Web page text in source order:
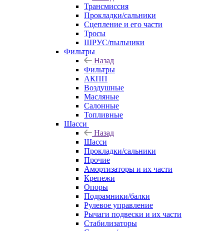
Трансмиссия
Прокладки/сальники
Сцепление и его части
Тросы
ШРУС/пыльники
Фильтры
Назад
Фильтры
АКПП
Воздушные
Масляные
Салонные
Топливные
Шасси
Назад
Шасси
Прокладки/сальники
Прочие
Амортизаторы и их части
Крепежи
Опоры
Подрамники/балки
Рулевое управление
Рычаги подвески и их части
Стабилизаторы